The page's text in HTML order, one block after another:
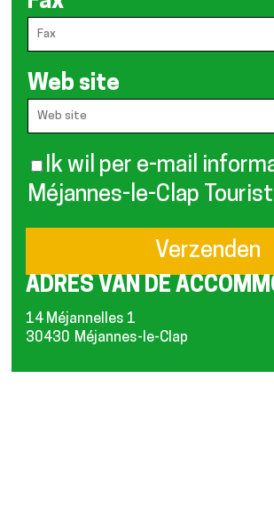
Web site
Ik wil per e-mail
Méjannes-le-Clap
ADRES VAN DE
14 Méjannelles 1
30430 Méjannes-le-Clap